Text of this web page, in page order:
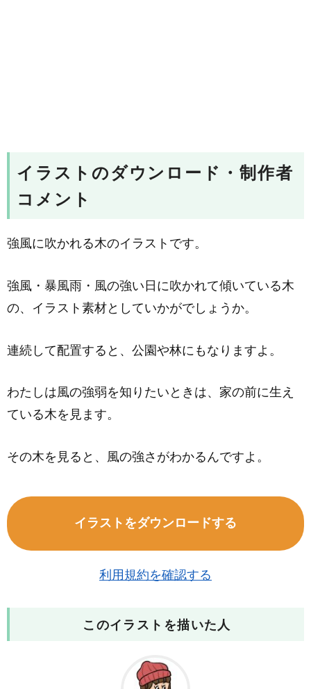
イラストのダウンロード・制作者
コメント
強風に吹かれる木のイラストです。
強風・暴風雨・風の強い日に吹かれて傾いている木
の、イラスト素材としていかがでしょうか。
連続して配置すると、公園や林にもなりますよ。
わたしは風の強弱を知りたいときは、家の前に生え
ている木を見ます。
その木を見ると、風の強さがわかるんですよ。
イラストをダウンロードする
利用規約を確認する
このイラストを描いた人